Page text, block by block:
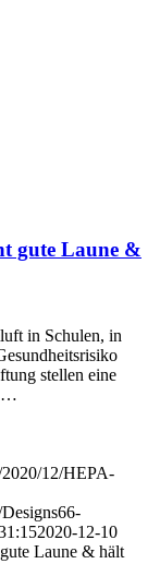
gute Laune &
in Schulen, in
stellen eine
12/HEPA-
2020-12-10
Laune & hält